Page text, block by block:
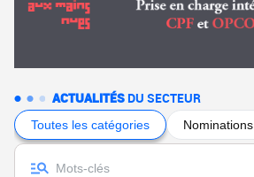
ACTUALITÉS DU SECTEUR
Toutes les catégories Nominations